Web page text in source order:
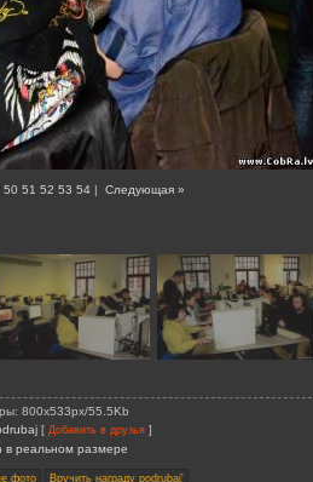
50 51 52 53 54| Следующая »
: 800x533px/55.5Kb
[ Добавить в друзья ]
реальном размере